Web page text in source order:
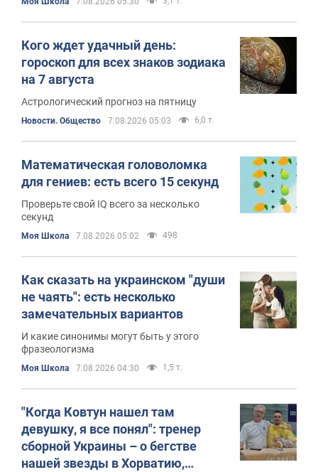
Кого ждет удачный день:
гороскоп для всех знаков зодиака
на 7 августа
Астрологический прогноз на пятницу
Новости. Общество 7.08.2026 05:03 6,0 т.
Математическая головоломка
для гениев: есть всего 15 секунд
Проверьте свой IQ всего за несколько
секунд
Моя Школа 7.08.2026 05:02 498
Как сказать на украинском "души
не чаять": есть несколько
замечательных вариантов
И какие синонимы могут быть у этого
фразеологизма
Моя Школа 7.08.2026 04:30 1,5 т.
"Когда Ковтун нашел там
девушку, я все понял": тренер
сборной Украины – о бегстве
нашей звезды в Хорватию,